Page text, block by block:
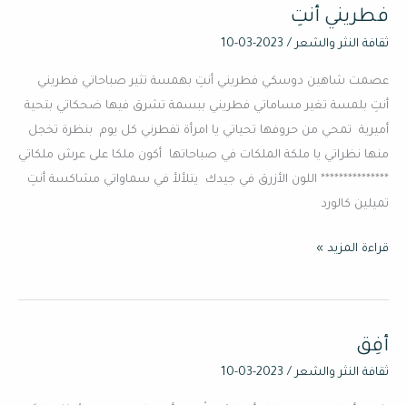
فطريني أنتِ
ثقافة النثر والشعر/
2023-03-10
عصمت شاهين دوسكي فطريني أنتِ بهمسة تثير صباحاتي فطريني
أنتِ بلمسة تغير مساماتي فطريني ببسمة تشرق فيها ضحكاتي بتحية
أميرية تمحي من حروفها تحياتي يا امرأة تفطرني كل يوم بنظرة تخجل
منها نظراتي يا ملكة الملكات في صباحاتها أكون ملكا على عرش ملكاتي
*************** اللون الأزرق في جيدك يتلألأ في سماواتي مشاكسة أنتِ
تميلين كالورد
فطريني
أنتِ
قراءة المزيد »
أفِق
ثقافة النثر والشعر/
2023-03-10
أفِق